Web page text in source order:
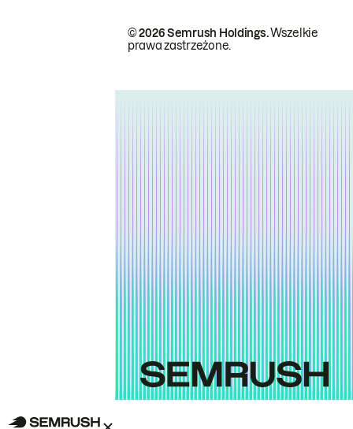
© 2026 Semrush Holdings.Wszelkie
prawa zastrzeżone.